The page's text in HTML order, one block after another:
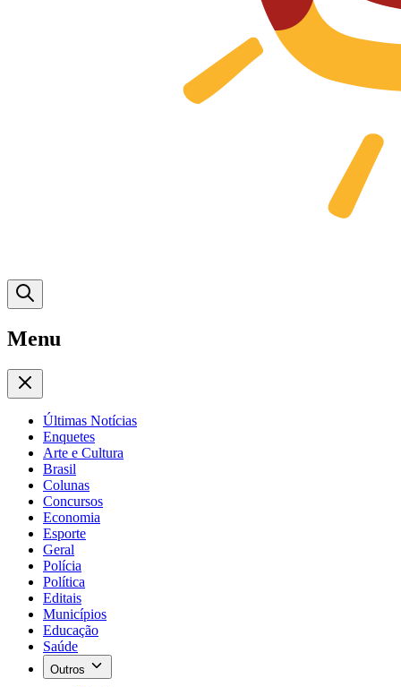
Menu
Últimas Notícias
Enquetes
Arte e Cultura
Brasil
Colunas
Concursos
Economia
Esporte
Geral
Polícia
Política
Editais
Municípios
Educação
Saúde
Outros